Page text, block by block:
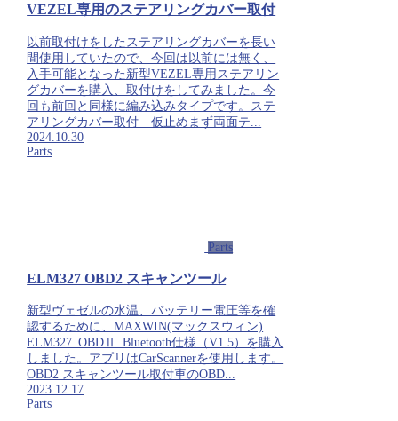
VEZEL専用のステアリングカバー取付
以前取付けをしたステアリングカバーを長い
間使用していたので、今回は以前には無く、
入手可能となった新型VEZEL専用ステアリン
グカバーを購入、取付けをしてみました。今
回も前回と同様に編み込みタイプです。ステ
アリングカバー取付 仮止めまず両面テ...
2024.10.30
Parts
Parts
ELM327 OBD2 スキャンツール
新型ヴェゼルの水温、バッテリー電圧等を確
認するために、MAXWIN(マックスウィン)
ELM327_OBDⅡ_Bluetooth仕様（V1.5）を購入
しました。アプリはCarScannerを使用します。
OBD2 スキャンツール取付車のOBD...
2023.12.17
Parts